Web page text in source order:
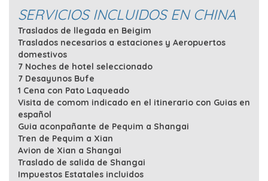
SERVICIOS INCLUIDOS EN CHINA
Traslados de llegada en Beigim
Traslados necesarios a estaciones y Aeropuertos
domestivos
7 Noches de hotel seleccionado
7 Desayunos Bufe
1 Cena con Pato Laqueado
Visita de comom indicado en el itinerario con Guias en
español
Guia aconpañante de Pequim a Shangai
Tren de Pequim a Xian
Avion de Xian a Shangai
Traslado de salida de Shangai
Impuestos Estatales incluidos